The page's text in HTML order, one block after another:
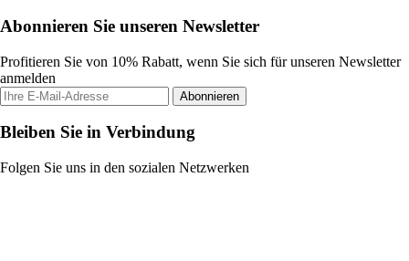
Abonnieren Sie unseren Newsletter
Profitieren Sie von 10% Rabatt, wenn Sie sich für unseren Newsletter
anmelden
Abonnieren
Bleiben Sie in Verbindung
Folgen Sie uns in den sozialen Netzwerken